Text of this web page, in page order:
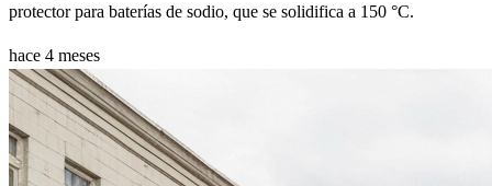
protector para baterías de sodio, que se solidifica a 150 °C.
hace 4 meses